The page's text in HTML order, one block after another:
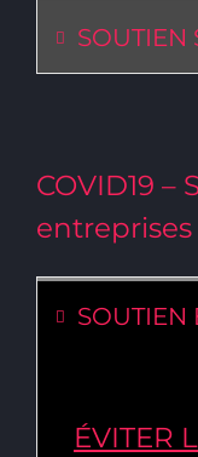
SOUTIEN
COVID19 –
entreprises
SOUTIEN
ÉVITER